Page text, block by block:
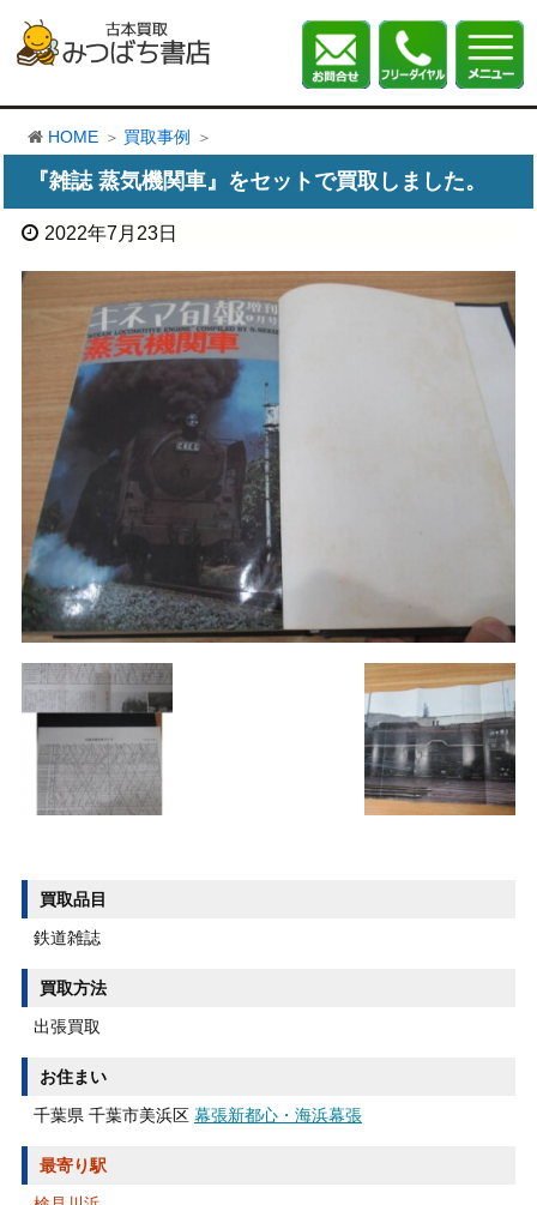
HOME 買取事例
『雑誌 蒸気機関車』をセットで買取しました。
2022年7月23日
買取品目
鉄道雑誌
買取方法
出張買取
お住まい
千葉県 千葉市美浜区 幕張新都心・海浜幕張
最寄り駅